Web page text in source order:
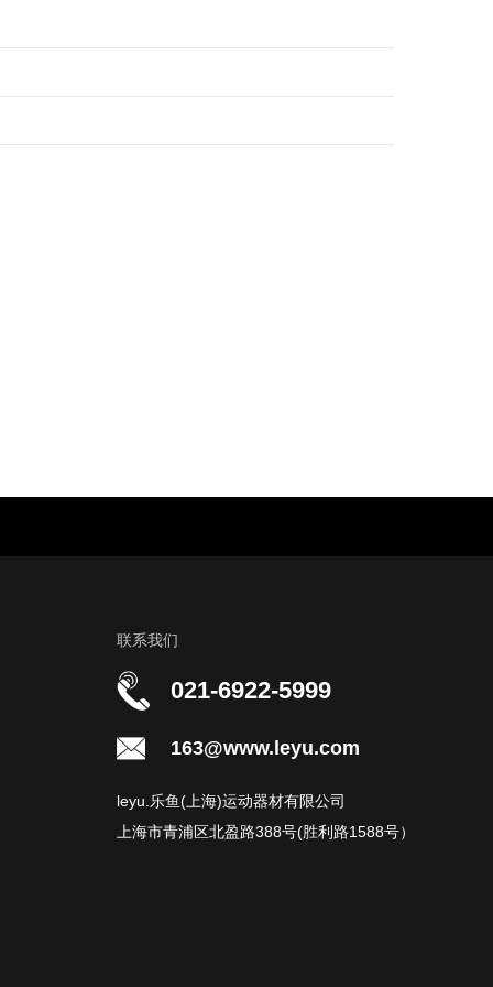
联系我们
021-6922-5999
163@www.leyu.com
leyu.乐鱼(上海)运动器材有限公司
上海市青浦区北盈路388号(胜利路1588号）